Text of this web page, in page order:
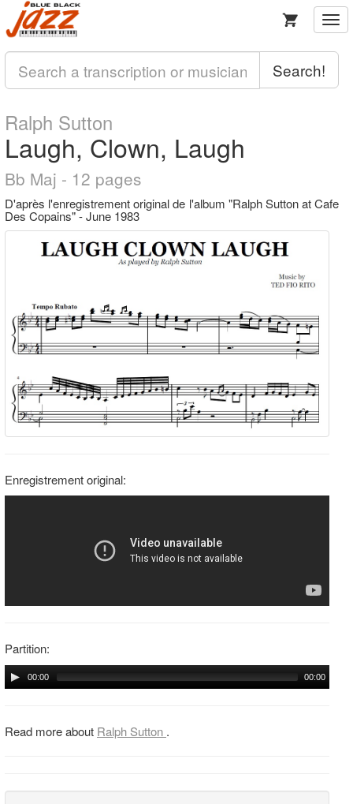
Search!
Ralph Sutton
Laugh, Clown, Laugh
Bb Maj - 12 pages
D'après l'enregistrement original de l'album "Ralph Sutton at Cafe
Des Copains" - June 1983
Enregistrement original:
Partition:
00:00 00:00
Read more about Ralph Sutton .